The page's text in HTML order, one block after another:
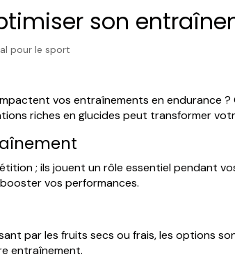
son
pour le sport
vos entraînements en endurance ?
riches en glucides peut transformer
; ils jouent un rôle essentiel pendant
vos performances.
par les fruits secs ou frais, les options
entraînement.